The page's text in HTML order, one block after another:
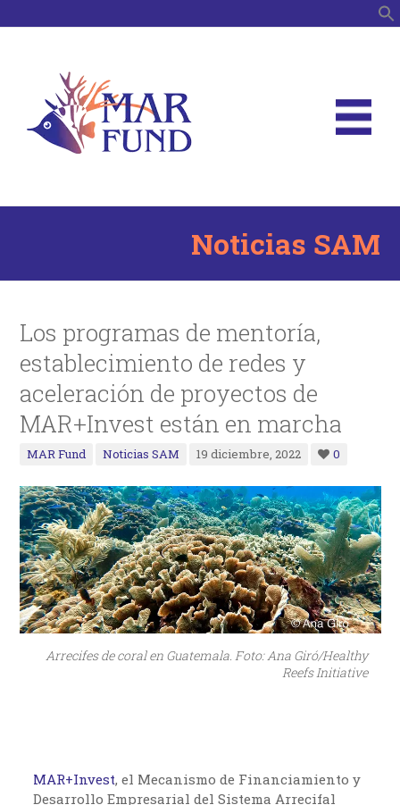
Noticias SAM
Los programas de mentoría,
establecimiento de redes y
aceleración de proyectos de
MAR+Invest están en marcha
MAR Fund Noticias SAM 19 diciembre, 2022 0
Arrecifes de coral en Guatemala. Foto: Ana Giró/Healthy
Reefs Initiative
MAR+Invest, el Mecanismo de Financiamiento y
Desarrollo Empresarial del Sistema Arrecifal